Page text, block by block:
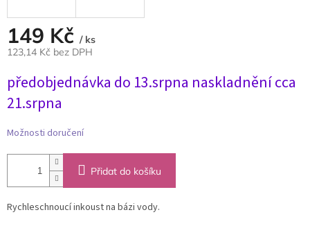
149 Kč / ks
123,14 Kč bez DPH
cena:
předobjednávka do 13.srpna naskladnění cca
21.srpna
Možnosti doručení
Přidat do košíku
Rychleschnoucí inkoust na bázi vody.